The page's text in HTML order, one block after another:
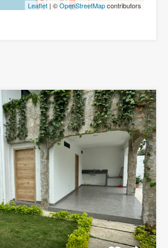
Leaflet | ©OpenStreetMapcontributors